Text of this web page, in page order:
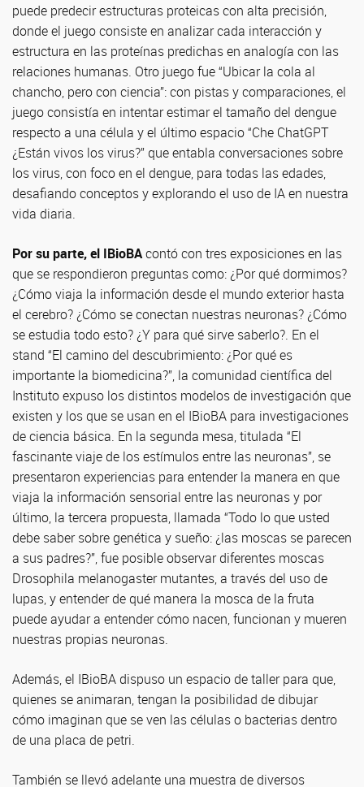
puede predecir estructuras proteicas con alta precisión,
donde el juego consiste en analizar cada interacción y
estructura en las proteínas predichas en analogía con las
relaciones humanas. Otro juego fue “Ubicar la cola al
chancho, pero con ciencia”: con pistas y comparaciones, el
juego consistía en intentar estimar el tamaño del dengue
respecto a una célula y el último espacio “Che ChatGPT
¿Están vivos los virus?” que entabla conversaciones sobre
los virus, con foco en el dengue, para todas las edades,
desafiando conceptos y explorando el uso de IA en nuestra
vida diaria.
Por su parte, el IBioBAcontó con tres exposiciones en las
que se respondieron preguntas como: ¿Por qué dormimos?
¿Cómo viaja la información desde el mundo exterior hasta
el cerebro? ¿Cómo se conectan nuestras neuronas? ¿Cómo
se estudia todo esto? ¿Y para qué sirve saberlo?. En el
stand “El camino del descubrimiento: ¿Por qué es
importante la biomedicina?”, la comunidad científica del
Instituto expuso los distintos modelos de investigación que
existen y los que se usan en el IBioBA para investigaciones
de ciencia básica. En la segunda mesa, titulada “El
fascinante viaje de los estímulos entre las neuronas”, se
presentaron experiencias para entender la manera en que
viaja la información sensorial entre las neuronas y por
último, la tercera propuesta, llamada “Todo lo que usted
debe saber sobre genética y sueño: ¿las moscas se parecen
a sus padres?”, fue posible observar diferentes moscas
Drosophila melanogaster mutantes, a través del uso de
lupas, y entender de qué manera la mosca de la fruta
puede ayudar a entender cómo nacen, funcionan y mueren
nuestras propias neuronas.
Además, el IBioBA dispuso un espacio de taller para que,
quienes se animaran, tengan la posibilidad de dibujar
cómo imaginan que se ven las células o bacterias dentro
de una placa de petri.
También se llevó adelante una muestra de diversos